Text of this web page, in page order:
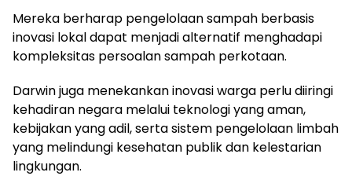
Mereka berharap pengelolaan sampah berbasis
inovasi lokal dapat menjadi alternatif menghadapi
kompleksitas persoalan sampah perkotaan.
Darwin juga menekankan inovasi warga perlu diiringi
kehadiran negara melalui teknologi yang aman,
kebijakan yang adil, serta sistem pengelolaan limbah
yang melindungi kesehatan publik dan kelestarian
lingkungan.